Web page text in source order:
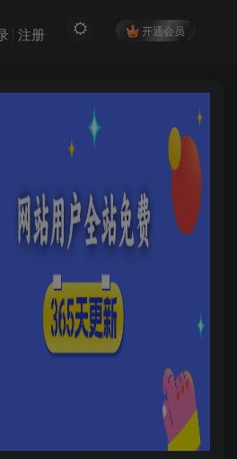
开通会员
注册
HI！请登录
登录